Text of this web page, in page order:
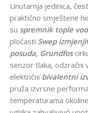
Unutarnja jedinica,
praktično smještene
su spremnik tople
pločasti Swep
posuda, Grundfos
senzor tlaka, odzračni
električni bivalentni
pruža izvrsne
temperaturama